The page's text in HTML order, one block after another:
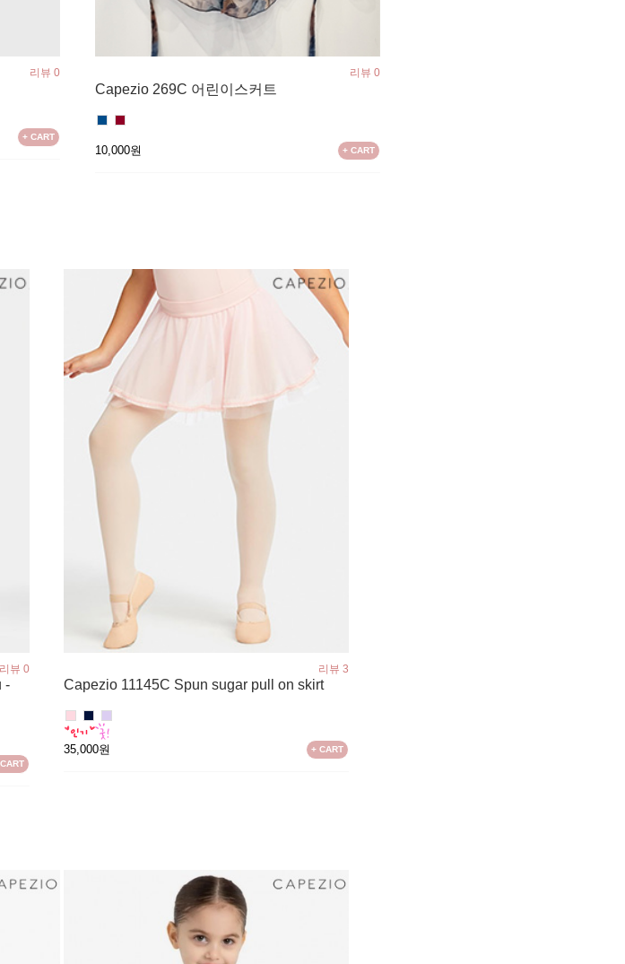
리뷰 0
+ CART
리뷰 0
Capezio 269C 어린이스커트
10,000원 + CART
리뷰 0
-
리뷰 3
Capezio 11145C Spun sugar pull on skirt
35,000원 + CART